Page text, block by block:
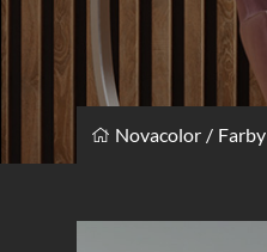
Novacolor Farby